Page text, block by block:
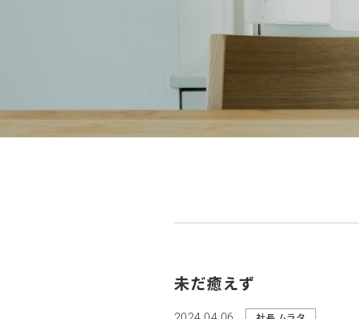
未だ癒えず